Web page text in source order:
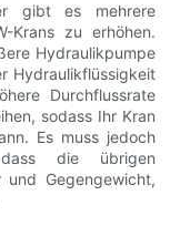
gibt es mehrere
Krans zu erhöhen.
Hydraulikpumpe
Hydraulikflüssigkeit
Durchflussrate
sodass Ihr Kran
Es muss jedoch
die übrigen
und Gegengewicht,